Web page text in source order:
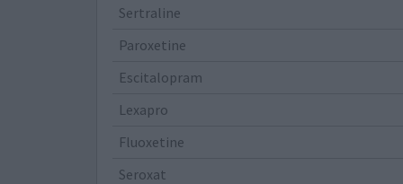
Sertraline
Paroxetine
Escitalopram
Lexapro
Fluoxetine
Seroxat